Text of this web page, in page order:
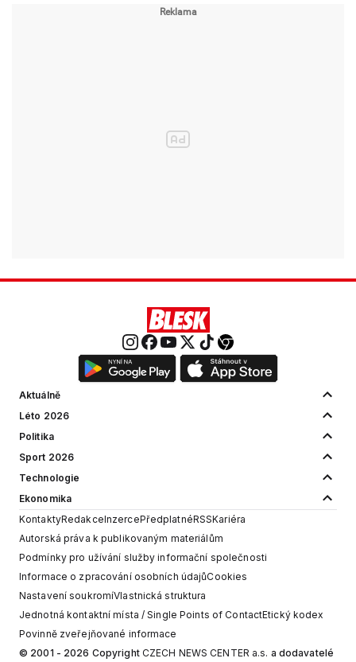
Aktuálně
Léto 2026
Politika
Sport 2026
Technologie
Ekonomika
KontaktyRedakceInzercePředplatnéRSSKariéra
Autorská práva k publikovaným materiálům
Podmínky pro užívání služby informační společnosti
Informace o zpracování osobních údajůCookies
Nastavení soukromíVlastnická struktura
Jednotná kontaktní místa / Single Points of ContactEtický kodex
Povinně zveřejňované informace
© 2001 - 2026 Copyright CZECH NEWS CENTER a.s. a dodavatelé